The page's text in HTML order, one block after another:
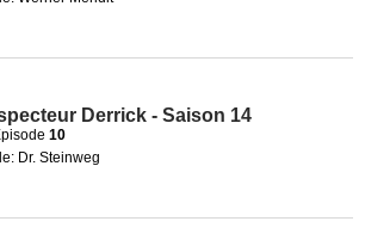
Derrick - Saison 14
10
Dr. Steinweg